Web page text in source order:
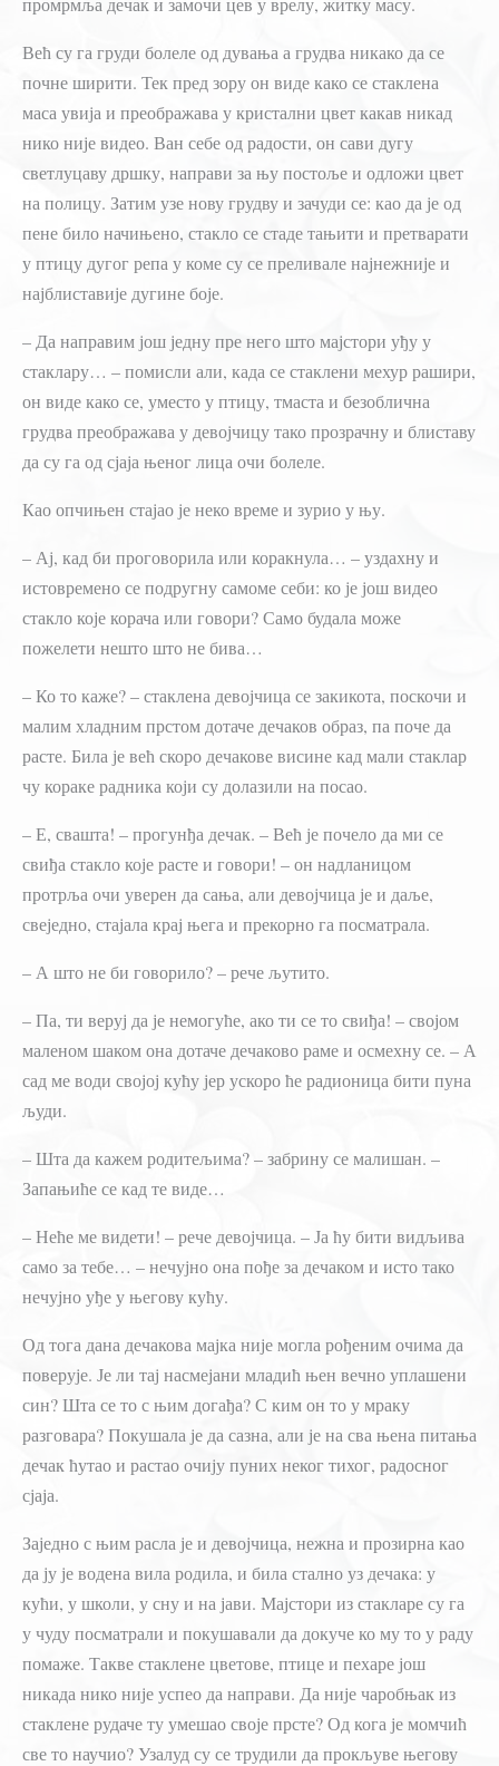
Већ су га груди болеле од дувања а грудва никако да се
почне ширити. Тек пред зору он виде како се стаклена
маса увија и преображава у кристални цвет какав никад
нико није видео. Ван себе од радости, он сави дугу
светлуцаву дршку, направи за њу постоље и одложи цвет
на полицу. Затим узе нову грудву и зачуди се: као да је од
пене било начињено, стакло се стаде тањити и претварати
у птицу дугог репа у коме су се преливале најнежније и
најблиставије дугине боје.
– Да направим још једну пре него што мајстори уђу у
стаклару… – помисли али, када се стаклени мехур рашири,
он виде како се, уместо у птицу, тмаста и безоблична
грудва преображава у девојчицу тако прозрачну и блиставу
да су га од сјаја њеног лица очи болеле.
Као опчињен стајао је неко време и зурио у њу.
– Ај, кад би проговорила или коракнула… – уздахну и
истовремено се подругну самоме себи: ко је још видео
стакло које корача или говори? Само будала може
пожелети нешто што не бива…
– Ко то каже? – стаклена девојчица се закикота, поскочи и
малим хладним прстом дотаче дечаков образ, па поче да
расте. Била је већ скоро дечакове висине кад мали стаклар
чу кораке радника који су долазили на посао.
– Е, свашта! – прогунђа дечак. – Већ је почело да ми се
свиђа стакло које расте и говори! – он надланицом
протрља очи уверен да сања, али девојчица је и даље,
свеједно, стајала крај њега и прекорно га посматрала.
– А што не би говорило? – рече љутито.
– Па, ти веруј да је немогуће, ако ти се то свиђа! – својом
маленом шаком она дотаче дечаково раме и осмехну се. – А
сад ме води својој кућу јер ускоро ће радионица бити пуна
људи.
– Шта да кажем родитељима? – забрину се малишан. –
Запањиће се кад те виде…
– Неће ме видети! – рече девојчица. – Ја ћу бити видљива
само за тебе… – нечујно она пође за дечаком и исто тако
нечујно уђе у његову кућу.
Од тога дана дечакова мајка није могла рођеним очима да
поверује. Је ли тај насмејани младић њен вечно уплашени
син? Шта се то с њим догађа? С ким он то у мраку
разговара? Покушала је да сазна, али је на сва њена питања
дечак ћутао и растао очију пуних неког тихог, радосног
сјаја.
Заједно с њим расла је и девојчица, нежна и прозирна као
да ју је водена вила родила, и била стално уз дечака: у
кући, у школи, у сну и на јави. Мајстори из стакларе су га
у чуду посматрали и покушавали да докуче ко му то у раду
помаже. Такве стаклене цветове, птице и пехаре још
никада нико није успео да направи. Да није чаробњак из
стаклене рудаче ту умешао своје прсте? Од кога је момчић
све то научио? Узалуд су се трудили да прокљуве његову